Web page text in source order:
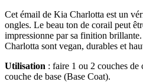
Cet émail de Kia Charlotta est un
ongles. Le beau ton de corail peut
impressionne par sa finition
Charlotta sont vegan, durables et
Utilisation : faire 1 ou 2 couches
couche de base (Base Coat).